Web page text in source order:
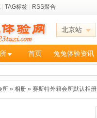
TAG标签 RSS聚合
北京站
首页 兔兔体验资讯
所 » 相册 » 赛斯特外籍会所默认相册